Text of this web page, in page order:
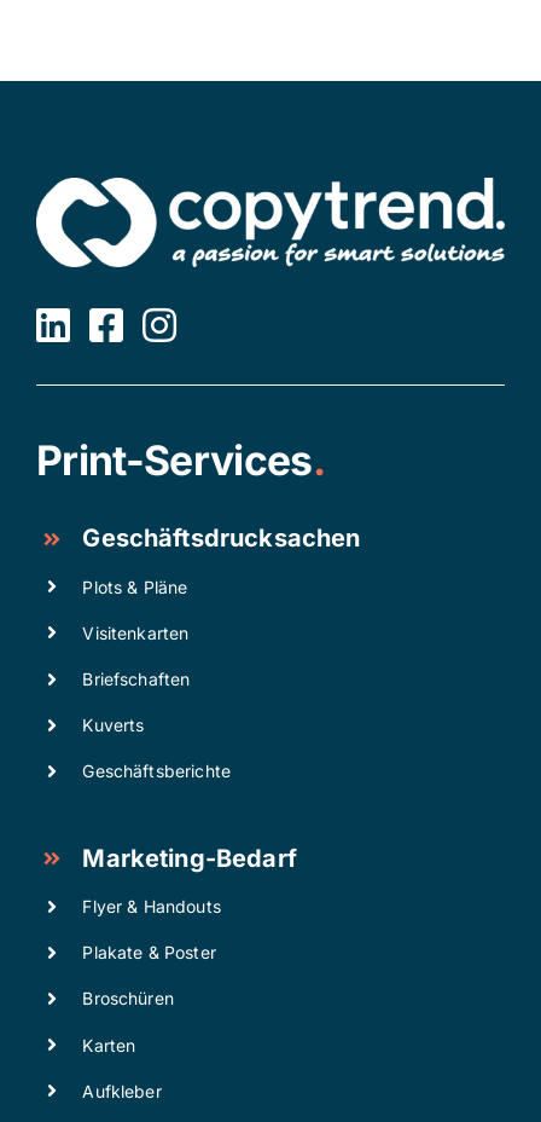
Print-Services.
Geschäftsdrucksachen
Plots & Pläne
Visitenkarten
Briefschaften
Kuverts
Geschäftsberichte
Marketing-Bedarf
Flyer & Handouts
Plakate & Poster
Broschüren
Karten
Aufkleber